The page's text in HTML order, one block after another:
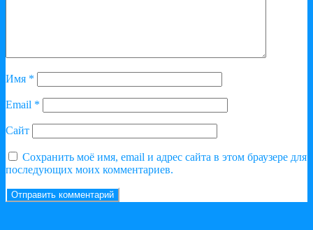
Имя *
Email *
Сайт
Сохранить моё имя, email и адрес сайта в этом браузере для
последующих моих комментариев.